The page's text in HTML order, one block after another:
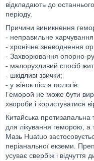
відкладають до
періоду.
Причини виникнення
- неправильне
- хронічне зневоднення
- Захворювання опорно-
- малорухливий спосіб
- шкідливі звички;
- у жінок після пологів.
Геморой не може бути
хвороби і користуватися
Китайська
для лікування геморою, а
Мазь Huatuo
періанальної екземи.
усуває свербіж і відчуття